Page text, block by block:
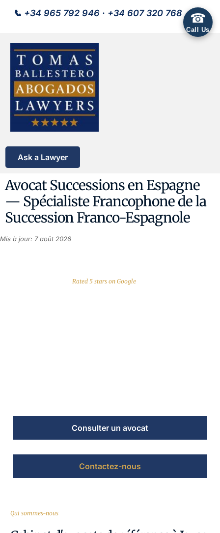
📞 +34 965 792 946 · +34 607 320 768
Ask a Lawyer
Avocat Successions en Espagne
— Spécialiste Francophone de la
Succession Franco-Espagnole
Mis à jour: 7 août 2026
Rated 5 stars on Google
Consulter un avocat
Contactez-nous
Qui sommes-nous
☎
Call Us